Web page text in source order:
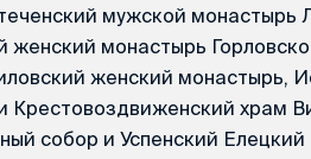
мужской монастырь
женский монастырь
женский монастырь,
Крестовоздвиженский храм
собор и Успенский